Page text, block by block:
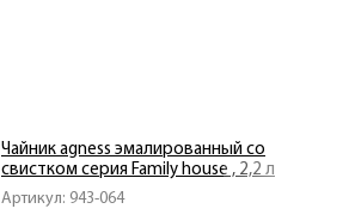
Артикул: 943-064
Чайник agness эмалированный со
свистком серия Family house , 2,2 л